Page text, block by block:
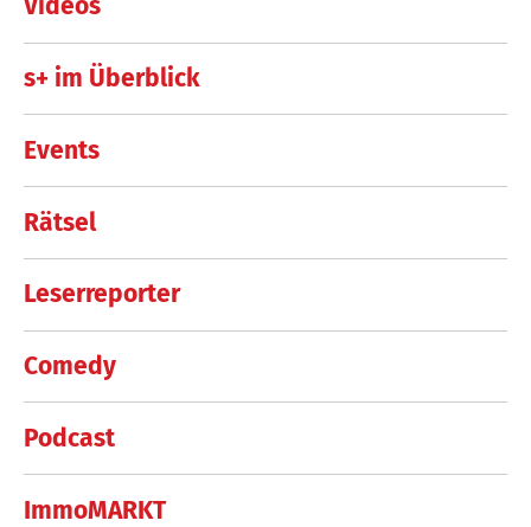
Videos
s+ im Überblick
Events
Rätsel
Leserreporter
Comedy
Podcast
ImmoMARKT